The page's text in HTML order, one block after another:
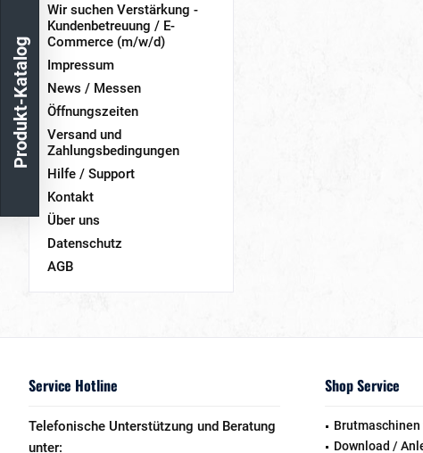
Wir suchen Verstärkung -
Kundenbetreuung / E-
Commerce (m/w/d)
Impressum
News / Messen
Öffnungszeiten
Versand und
Zahlungsbedingungen
Hilfe / Support
Kontakt
Über uns
Datenschutz
AGB
Service Hotline
Telefonische Unterstützung und Beratung
unter:
Shop Service
Download /
Produkt-Katalog